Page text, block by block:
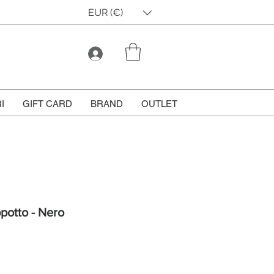
EUR (€)
GIFT CARD BRAND OUTLET
- Nero